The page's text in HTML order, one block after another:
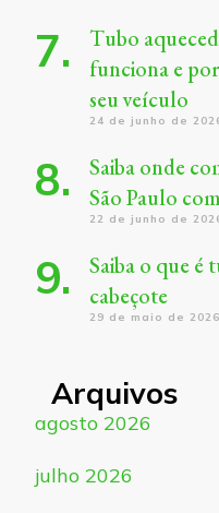
Tubo
funciona e
seu veículo
24 de junho de
Saiba onde
São Paulo
22 de junho de
Saiba o que é
cabeçote
29 de maio de 2026
Arquivos
agosto 2026
julho 2026